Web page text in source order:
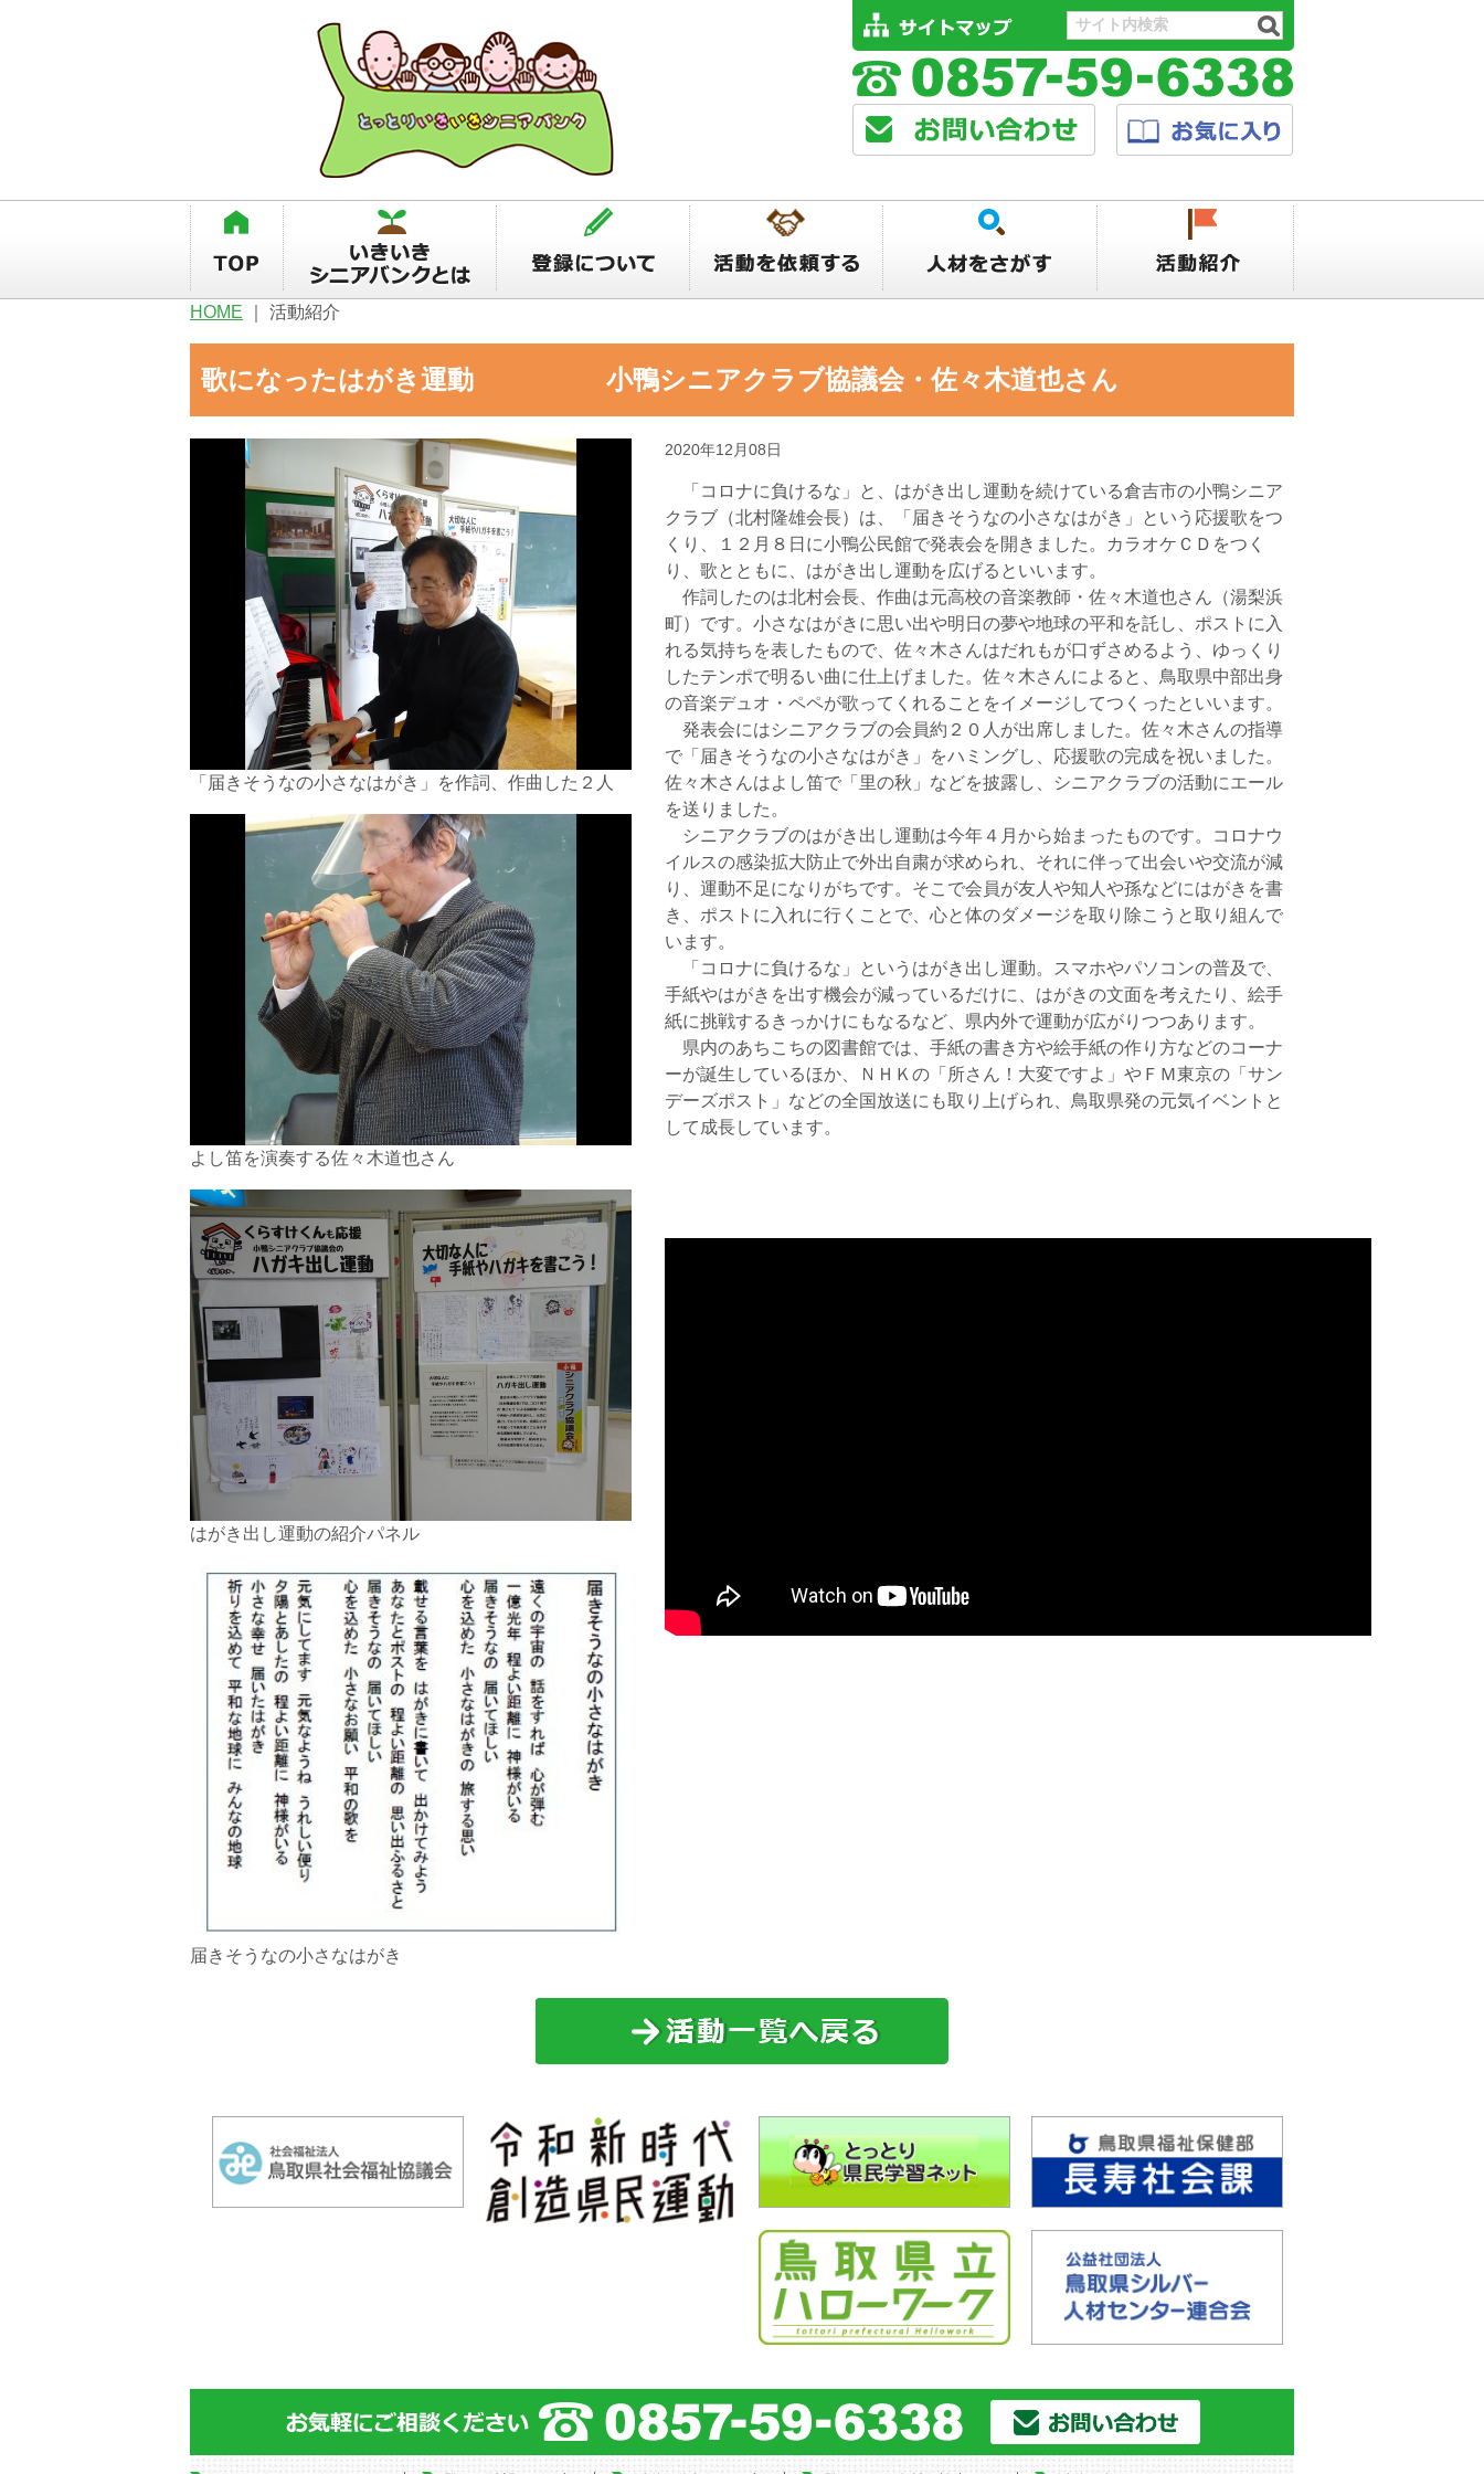
HOME 活動紹介
歌になったはがき運動 小鴨シニアクラブ協議会・佐々木道也さん
2020年12月08日
「コロナに負けるな」と、はがき出し運動を続けている倉吉市の小鴨シニア
クラブ（北村隆雄会長）は、「届きそうなの小さなはがき」という応援歌をつ
くり、１２月８日に小鴨公民館で発表会を開きました。カラオケＣＤをつく
り、歌とともに、はがき出し運動を広げるといいます。
作詞したのは北村会長、作曲は元高校の音楽教師・佐々木道也さん（湯梨浜
町）です。小さなはがきに思い出や明日の夢や地球の平和を託し、ポストに入
れる気持ちを表したもので、佐々木さんはだれもが口ずさめるよう、ゆっくり
したテンポで明るい曲に仕上げました。佐々木さんによると、鳥取県中部出身
の音楽デュオ・ペペが歌ってくれることをイメージしてつくったといいます。
発表会にはシニアクラブの会員約２０人が出席しました。佐々木さんの指導
で「届きそうなの小さなはがき」をハミングし、応援歌の完成を祝いました。
佐々木さんはよし笛で「里の秋」などを披露し、シニアクラブの活動にエール
を送りました。
シニアクラブのはがき出し運動は今年４月から始まったものです。コロナウ
イルスの感染拡大防止で外出自粛が求められ、それに伴って出会いや交流が減
り、運動不足になりがちです。そこで会員が友人や知人や孫などにはがきを書
き、ポストに入れに行くことで、心と体のダメージを取り除こうと取り組んで
います。
「コロナに負けるな」というはがき出し運動。スマホやパソコンの普及で、
手紙やはがきを出す機会が減っているだけに、はがきの文面を考えたり、絵手
紙に挑戦するきっかけにもなるなど、県内外で運動が広がりつつあります。
県内のあちこちの図書館では、手紙の書き方や絵手紙の作り方などのコーナ
ーが誕生しているほか、ＮＨＫの「所さん！大変ですよ」やＦＭ東京の「サン
デーズポスト」などの全国放送にも取り上げられ、鳥取県発の元気イベントと
して成長しています。
「届きそうなの小さなはがき」を作詞、作曲した２人
よし笛を演奏する佐々木道也さん
はがき出し運動の紹介パネル
届きそうなの小さなはがき